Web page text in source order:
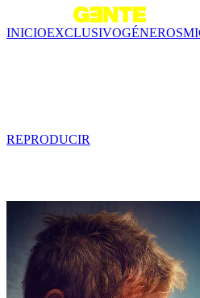
INICIOEXCLUSIVOGÉNEROS
REPRODUCIR